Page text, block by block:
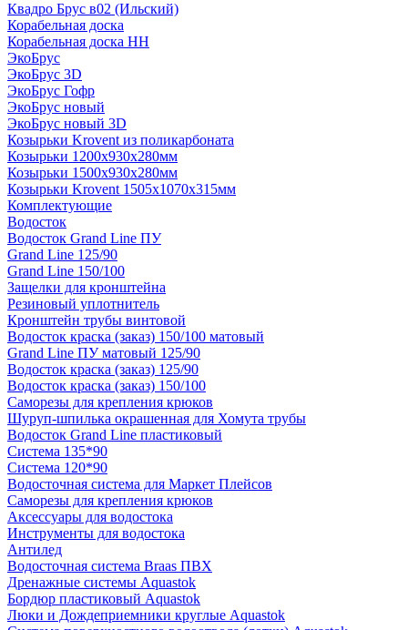
Квадро Брус в02 (Ильский)
Корабельная доска
Корабельная доска НН
ЭкоБрус
ЭкоБрус 3D
ЭкоБрус Гофр
ЭкоБрус новый
ЭкоБрус новый 3D
Козырьки Krovent из поликарбоната
Козырьки 1200х930х280мм
Козырьки 1500х930х280мм
Козырьки Krovent 1505х1070х315мм
Комплектующие
Водосток
Водосток Grand Line ПУ
Grand Line 125/90
Grand Line 150/100
Защелки для кронштейна
Резиновый уплотнитель
Кронштейн трубы винтовой
Водосток краска (заказ) 150/100 матовый
Grand Line ПУ матовый 125/90
Водосток краска (заказ) 125/90
Водосток краска (заказ) 150/100
Саморезы для крепления крюков
Шуруп-шпилька окрашенная для Хомута трубы
Водосток Grand Line пластиковый
Система 135*90
Система 120*90
Водосточная система для Маркет Плейсов
Саморезы для крепления крюков
Аксессуары для водостока
Инструменты для водостока
Антилед
Водосточная система Braas ПВХ
Дренажные системы Aquastok
Бордюр пластиковый Aquastok
Люки и Дождеприемники круглые Aquastok